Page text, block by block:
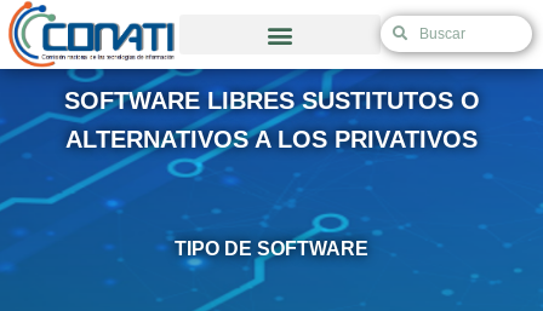
al
contenido
S
e
r
c
S
e
r
c
h
SOFTWARE LIBRES SUSTITUTOS O
ALTERNATIVOS A LOS PRIVATIVOS
TIPO DE SOFTWARE